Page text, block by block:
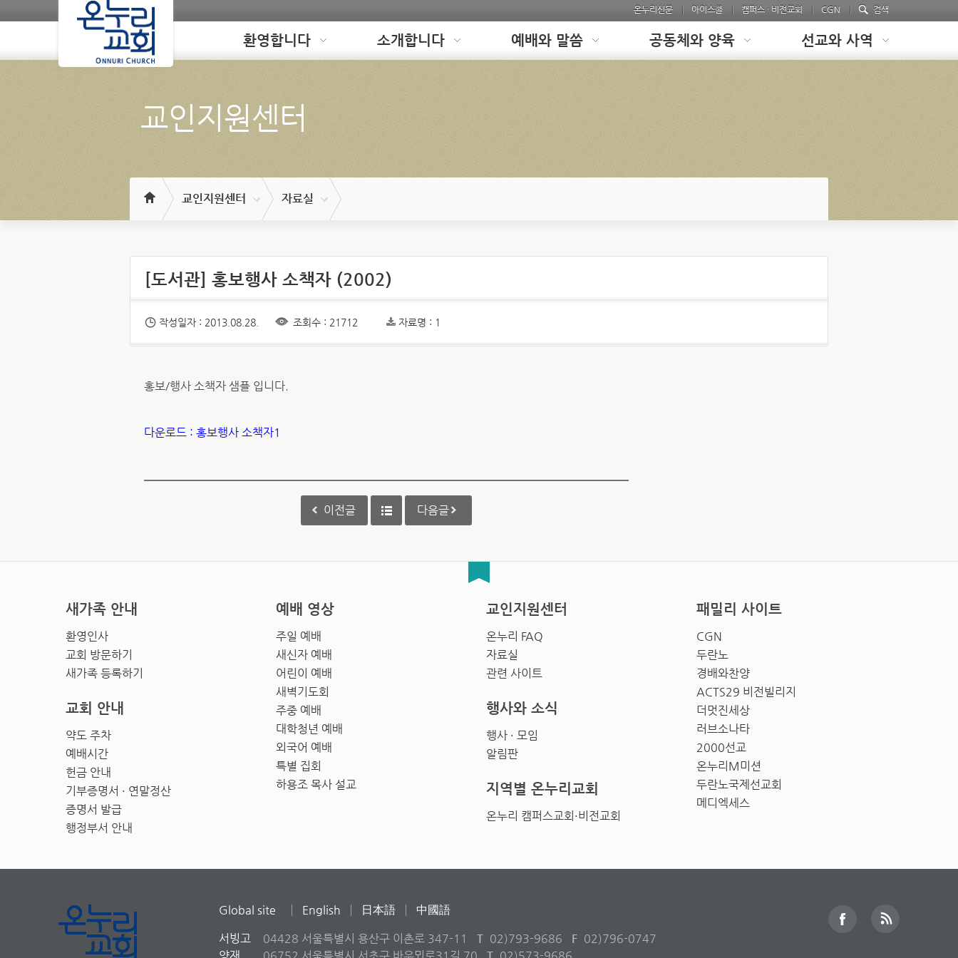
온누리신문 아이스쿨 캠퍼스 · 비전교회 CGN 검색
Loading 환영합니다 소개합니다 예배와 말씀 공동체와 양육 선교와 사역
교인지원센터
교인지원센터 자료실
[도서관] 홍보행사 소책자 (2002)
작성일자 : 2013.08.28. 조회수 : 21712 자료명 : 1
홍보/행사 소책자 샘플 입니다.
다운로드 : 홍보행사 소책자1
이전글 다음글
새가족 안내
환영인사
교회 방문하기
새가족 등록하기
예배 영상
주일 예배
새신자 예배
어린이 예배
새벽기도회
주중 예배
대학청년 예배
외국어 예배
특별 집회
하용조 목사 설교
교인지원센터
온누리 FAQ
자료실
관련 사이트
패밀리 사이트
CGN
두란노
경배와찬양
ACTS29 비전빌리지
더멋진세상
러브소나타
2000선교
온누리M미션
두란노국제선교회
메디엑세스
교회 안내
약도 주차
예배시간
헌금 안내
기부증명서 · 연말정산
증명서 발급
행정부서 안내
행사와 소식
행사 · 모임
알림판
지역별 온누리교회
온누리 캠퍼스교회·비전교회
Global site English 日本語 中國語
서빙고 04428 서울특별시 용산구 이촌로 347-11 T 02)793-9686 F 02)796-0747